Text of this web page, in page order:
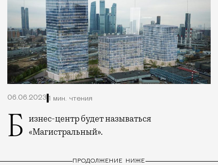
06.06.2023 1 мин. чтения
Бизнес-центр будет называться «Магистральный».
ПРОДОЛЖЕНИЕ НИЖЕ